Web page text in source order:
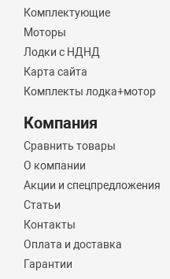
Комплектующие
Моторы
Лодки с НДНД
Карта сайта
Комплекты лодка+мотор
Компания
Сравнить товары
О компании
Акции и спецпредложения
Статьи
Контакты
Оплата и доставка
Гарантии